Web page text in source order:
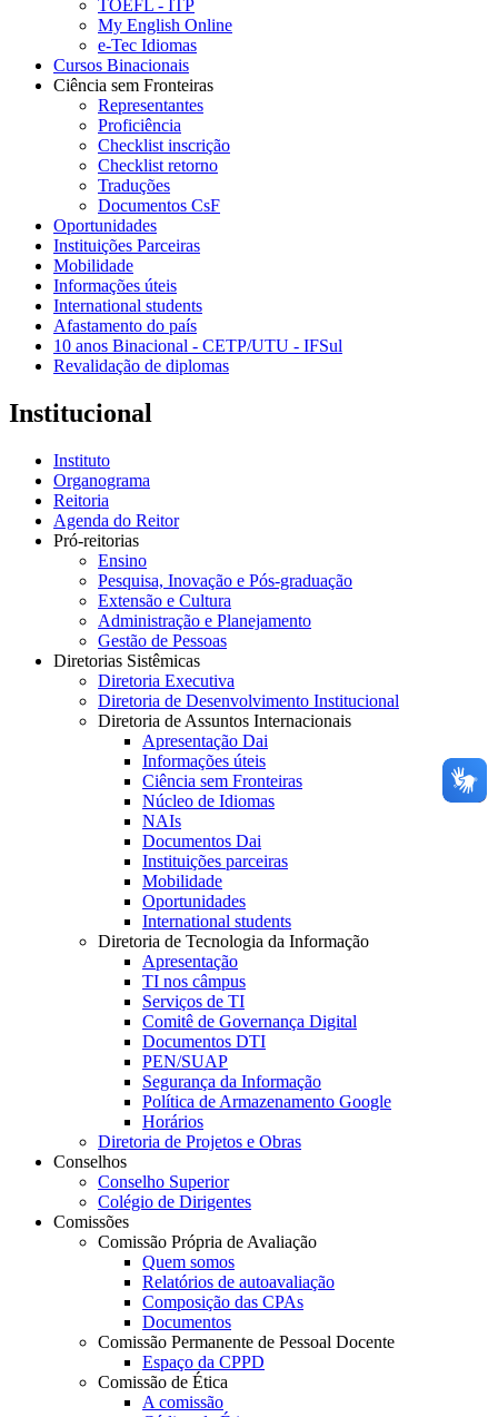
TOEFL - ITP
My English Online
e-Tec Idiomas
Cursos Binacionais
Ciência sem Fronteiras
Representantes
Proficiência
Checklist inscrição
Checklist retorno
Traduções
Documentos CsF
Oportunidades
Instituições Parceiras
Mobilidade
Informações úteis
International students
Afastamento do país
10 anos Binacional - CETP/UTU - IFSul
Revalidação de diplomas
Institucional
Instituto
Organograma
Reitoria
Agenda do Reitor
Pró-reitorias
Ensino
Pesquisa, Inovação e Pós-graduação
Extensão e Cultura
Administração e Planejamento
Gestão de Pessoas
Diretorias Sistêmicas
Diretoria Executiva
Diretoria de Desenvolvimento Institucional
Diretoria de Assuntos Internacionais
Apresentação Dai
Informações úteis
Ciência sem Fronteiras
Núcleo de Idiomas
NAIs
Documentos Dai
Instituições parceiras
Mobilidade
Oportunidades
International students
Diretoria de Tecnologia da Informação
Apresentação
TI nos câmpus
Serviços de TI
Comitê de Governança Digital
Documentos DTI
PEN/SUAP
Segurança da Informação
Política de Armazenamento Google
Horários
Diretoria de Projetos e Obras
Conselhos
Conselho Superior
Colégio de Dirigentes
Comissões
Comissão Própria de Avaliação
Quem somos
Relatórios de autoavaliação
Composição das CPAs
Documentos
Comissão Permanente de Pessoal Docente
Espaço da CPPD
Comissão de Ética
A comissão